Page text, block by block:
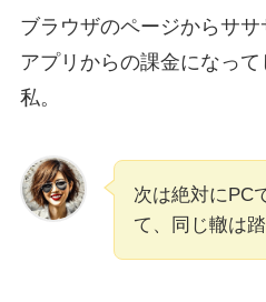
ブラウザのページからサ
アプリからの課金になっ
私。
次は絶対にPC
て、同じ轍は